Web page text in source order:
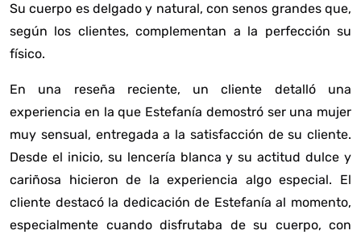
Su cuerpo es delgado y natural, con senos grandes que,
según los clientes, complementan a la perfección su
físico.
En una reseña reciente, un cliente detalló una
experiencia en la que Estefanía demostró ser una mujer
muy sensual, entregada a la satisfacción de su cliente.
Desde el inicio, su lencería blanca y su actitud dulce y
cariñosa hicieron de la experiencia algo especial. El
cliente destacó la dedicación de Estefanía al momento,
especialmente cuando disfrutaba de su cuerpo, con